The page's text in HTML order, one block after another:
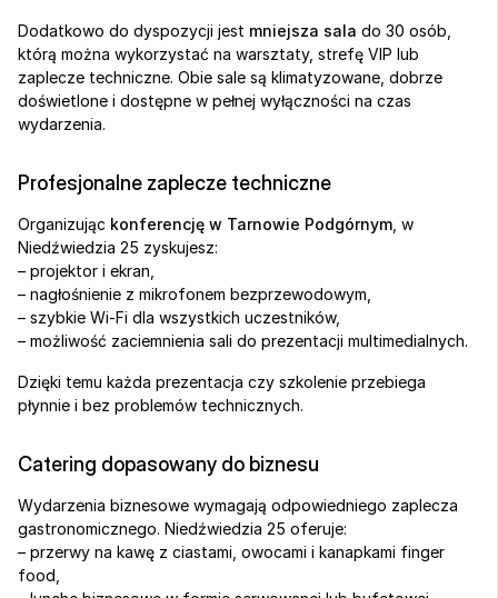
Dodatkowo do dyspozycji jest mniejsza sala do 30 osób,
którą można wykorzystać na warsztaty, strefę VIP lub
zaplecze techniczne. Obie sale są klimatyzowane, dobrze
doświetlone i dostępne w pełnej wyłączności na czas
wydarzenia.
Profesjonalne zaplecze techniczne
Organizując konferencję w Tarnowie Podgórnym , w
Niedźwiedzia 25 zyskujesz:
– projektor i ekran,
– nagłośnienie z mikrofonem bezprzewodowym,
– szybkie Wi-Fi dla wszystkich uczestników,
– możliwość zaciemnienia sali do prezentacji multimedialnych.
Dzięki temu każda prezentacja czy szkolenie przebiega
płynnie i bez problemów technicznych.
Catering dopasowany do biznesu
Wydarzenia biznesowe wymagają odpowiedniego zaplecza
gastronomicznego. Niedźwiedzia 25 oferuje:
– przerwy na kawę z ciastami, owocami i kanapkami finger
food,